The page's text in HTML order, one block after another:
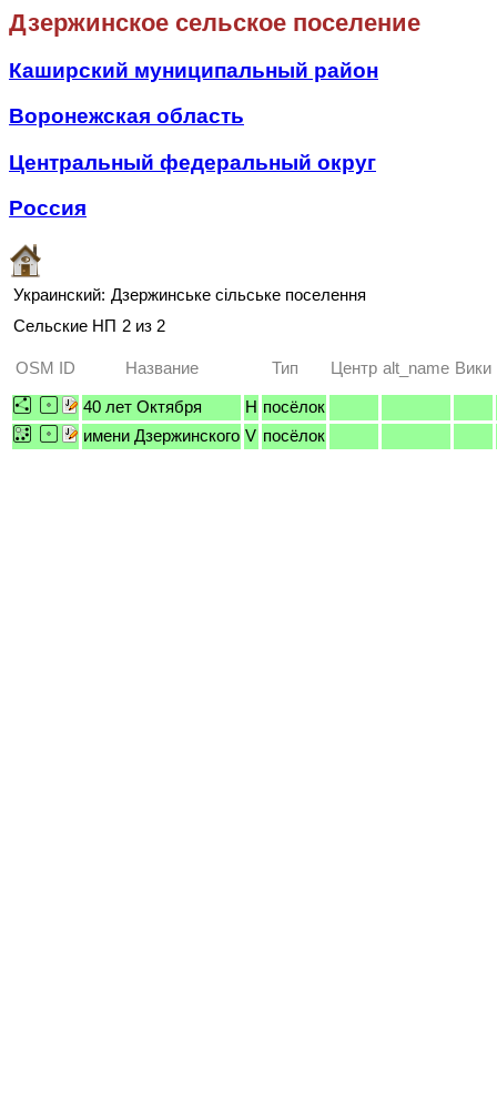
Дзержинское сельское поселение
Каширский муниципальный район
Воронежская область
Центральный федеральный округ
Россия
Украинский: Дзержинське сільське поселення
Сельские НП 2 из 2
OSM ID Название Тип Центр alt_name Вики
40 лет Октября H посёлок
имени Дзержинского V посёлок